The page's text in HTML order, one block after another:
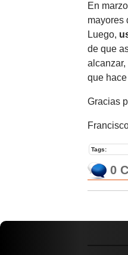
En
mayores
Luego,
de que
que
Gracias
Tags:
0